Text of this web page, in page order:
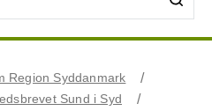
Region Syddanmark
Sund i Syd